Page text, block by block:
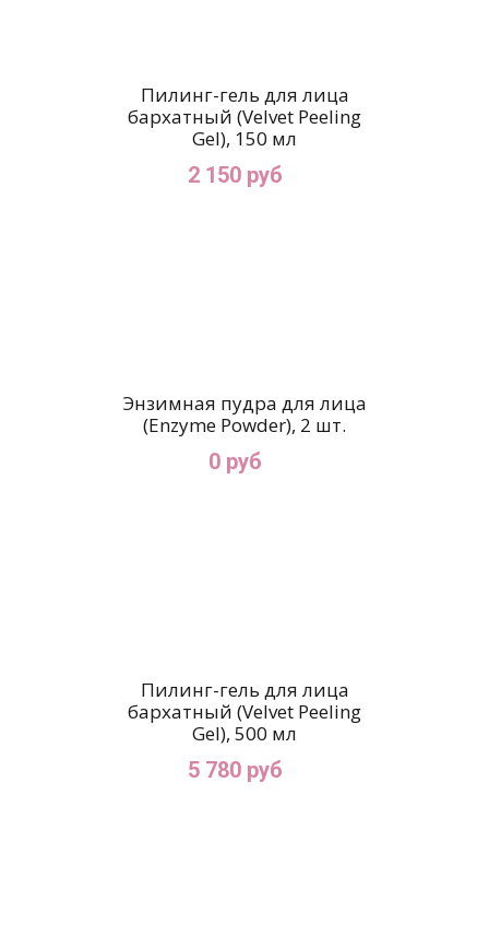
Пилинг-гель для лица
бархатный (Velvet Peeling
Gel), 150 мл
2 150 руб
Энзимная пудра для лица
(Enzyme Powder), 2 шт.
0 руб
Пилинг-гель для лица
бархатный (Velvet Peeling
Gel), 500 мл
5 780 руб